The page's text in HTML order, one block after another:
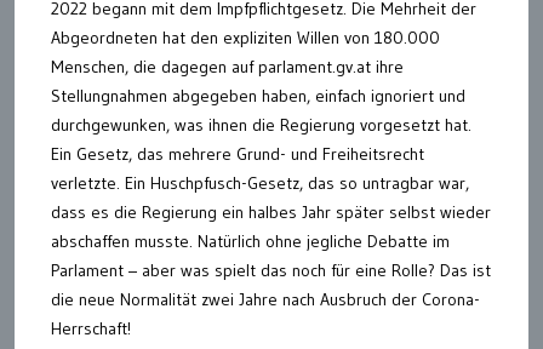
2022 begann mit dem Impfpflichtgesetz. Die Mehrheit der
Abgeordneten hat den expliziten Willen von 180.000
Menschen, die dagegen auf parlament.gv.at ihre
Stellungnahmen abgegeben haben, einfach ignoriert und
durchgewunken, was ihnen die Regierung vorgesetzt hat.
Ein Gesetz, das mehrere Grund- und Freiheitsrecht
verletzte. Ein Huschpfusch-Gesetz, das so untragbar war,
dass es die Regierung ein halbes Jahr später selbst wieder
abschaffen musste. Natürlich ohne jegliche Debatte im
Parlament – aber was spielt das noch für eine Rolle? Das ist
die neue Normalität zwei Jahre nach Ausbruch der Corona-
Herrschaft!